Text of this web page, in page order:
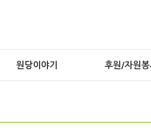
원당이야기 후원/자원봉